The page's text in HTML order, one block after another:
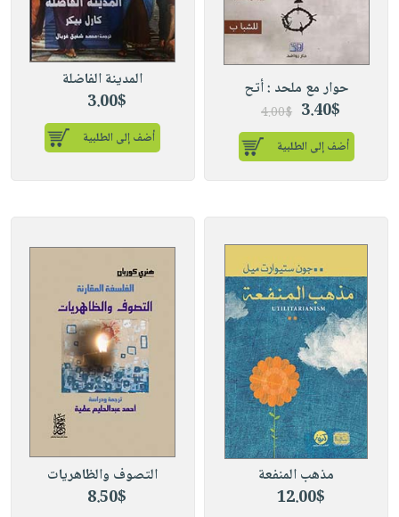
حوار مع ملحد : أتح
3.40$
4.00$
أضف إلى الطلبية
المدينة الفاضلة
3.00$
أضف إلى الطلبية
مذهب المنفعة
12.00$
التصوف والظاهريات
8.50$